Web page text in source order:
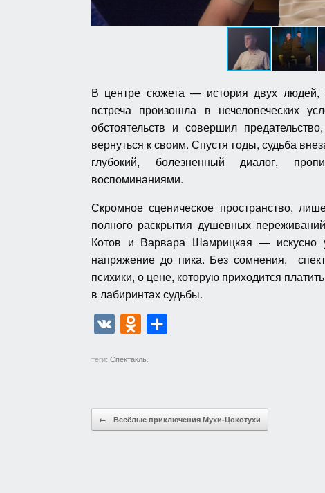
В центре сюжета — история двух людей,
встреча произошла в нечеловеческих
обстоятельств и совершил
вернуться к своим. Спустя годы, судьба
глубокий, болезненный диалог,
воспоминаниями.
Скромное сценическое пространство,
полного раскрытия душевных
Котов и Варвара Шамрицкая — искусно
напряжение до пика. Без сомнения,
психики, о цене, которую приходится
в лабиринтах судьбы.
n
k
l
а
в
теги: Спектакль
Post navigation
← Весёлые приключения Мухи-Цокотухи